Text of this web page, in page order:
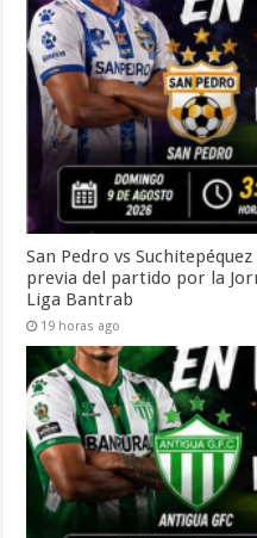
San Pedro vs
previa del partido por la
Liga Bantrab
19 horas ago